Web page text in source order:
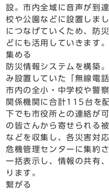
設。市内全域に音声が到
校や公園などに設置しま
につなげていくため、防
どにも活用していきます。
集める
防災情報システムを構築
み設置していた「無線電
市内の全小・中学校や警
関係機関に合計115台を
下でも市役所との連絡が
の皆さんから寄せられる
などを収集し、各災害対
危機管理センターに集約
一括表示し、情報の共有
ります。
繋がる